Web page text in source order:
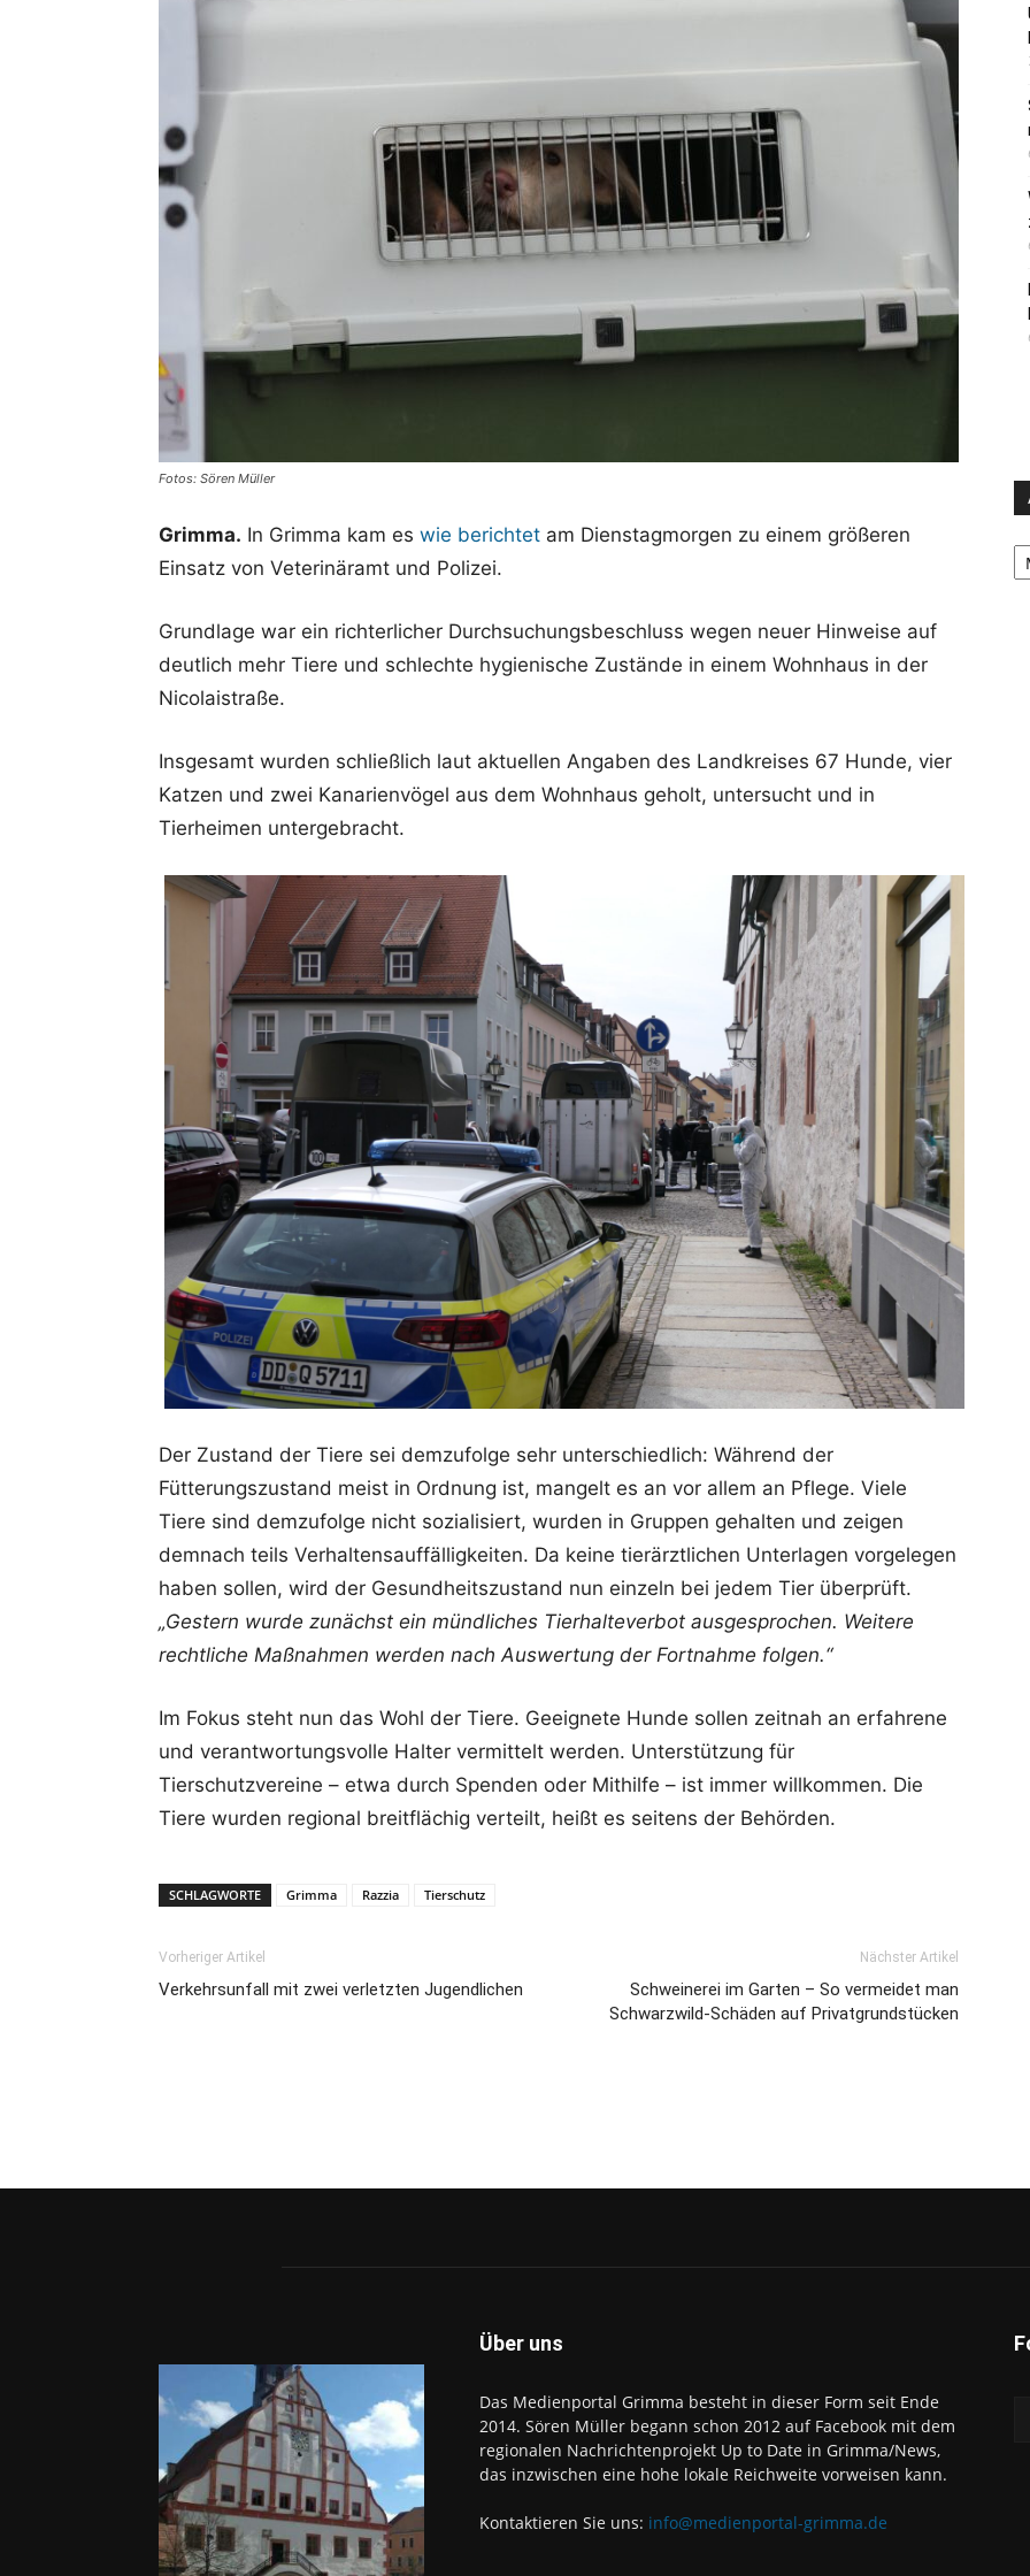
Fotos: Sören Müller
Grimma. In Grimma kam es wie berichtet am Dienstagmorgen zu einem größeren
Einsatz von Veterinäramt und Polizei.
Grundlage war ein richterlicher Durchsuchungsbeschluss wegen neuer Hinweise auf
deutlich mehr Tiere und schlechte hygienische Zustände in einem Wohnhaus in der
Nicolaistraße.
Insgesamt wurden schließlich laut aktuellen Angaben des Landkreises 67 Hunde, vier
Katzen und zwei Kanarienvögel aus dem Wohnhaus geholt, untersucht und in
Tierheimen untergebracht.
Der Zustand der Tiere sei demzufolge sehr unterschiedlich: Während der
Fütterungszustand meist in Ordnung ist, mangelt es an vor allem an Pflege. Viele
Tiere sind demzufolge nicht sozialisiert, wurden in Gruppen gehalten und zeigen
demnach teils Verhaltensauffälligkeiten. Da keine tierärztlichen Unterlagen vorgelegen
haben sollen, wird der Gesundheitszustand nun einzeln bei jedem Tier überprüft.
„Gestern wurde zunächst ein mündliches Tierhalteverbot ausgesprochen. Weitere
rechtliche Maßnahmen werden nach Auswertung der Fortnahme folgen.“
Im Fokus steht nun das Wohl der Tiere. Geeignete Hunde sollen zeitnah an erfahrene
und verantwortungsvolle Halter vermittelt werden. Unterstützung für
Tierschutzvereine – etwa durch Spenden oder Mithilfe – ist immer willkommen. Die
Tiere wurden regional breitflächig verteilt, heißt es seitens der Behörden.
SCHLAGWORTE Grimma Razzia Tierschutz
Vorheriger Artikel
Verkehrsunfall mit zwei verletzten Jugendlichen
Nächster Artikel
Schweinerei im Garten – So vermeidet man
Schwarzwild-Schäden auf Privatgrundstücken
Über uns
Das Medienportal Grimma besteht in dieser Form seit Ende
2014. Sören Müller begann schon 2012 auf Facebook mit dem
regionalen Nachrichtenprojekt Up to Date in Grimma/News,
das inzwischen eine hohe lokale Reichweite vorweisen kann.
Kontaktieren Sie uns: info@medienportal-grimma.de